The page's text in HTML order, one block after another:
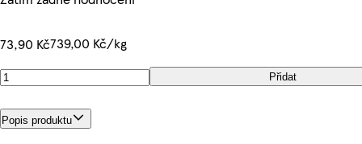
73,90 Kč739,00 Kč/kg
Přidat
Popis produktu